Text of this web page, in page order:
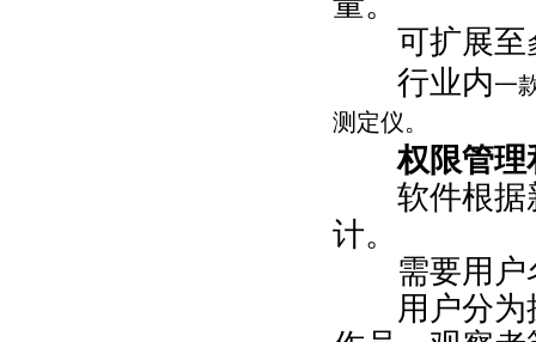
可扩展至
行业内一
测定仪。
权限管理
软件根据新
计。
需要用户
用户分为操